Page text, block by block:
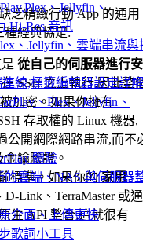
、Jellyfin、
Hi-Res 音訊
、Jellyfin、雲端串流與
連線,標籤編輯器設定詳解
、Plex、Jellyfin、
體驗
的雲端、NAS 與伺服器
介面、上傳更快
歌詞小工具
乏精緻行動 App 的通用
種經典協定:
從自己的伺服器進行安
SSH 之上執行,因此整
加密。如果你擁有
存取權的 Linux 機器,
公開網際網路串流,而不
鑰驗證。
標準。如果你的家用
Link、TerraMaster 或通
生 API 整合,這就很有